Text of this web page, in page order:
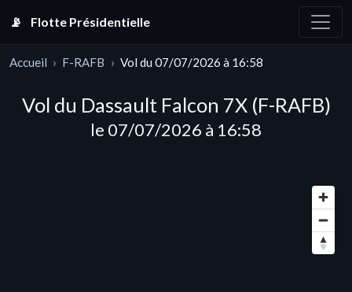
📡 Flotte Présidentielle
Accueil F-RAFB Vol du 07/07/2026 à 16:58
Vol du Dassault Falcon 7X (F-RAFB)
le 07/07/2026 à 16:58